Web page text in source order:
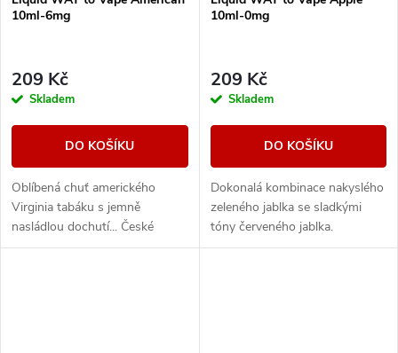
10ml-6mg
209 Kč
Skladem
DO KOŠÍKU
Oblíbená chuť amerického
Virginia tabáku s jemně
nasládlou dochutí... České
liquidy WAY to Vape jsou díky
10ml-0mg
209 Kč
Skladem
DO KOŠÍKU
Dokonalá kombinace nakyslého
zeleného jablka se sladkými
tóny červeného jablka.